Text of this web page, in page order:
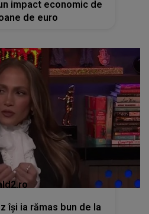
impact economic de
de euro
își ia rămas bun de la